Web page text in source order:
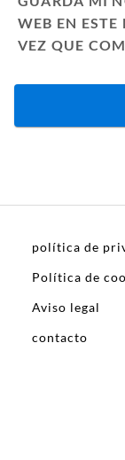
WEB EN
VEZ QUE
política de
Política de
Aviso legal
contacto